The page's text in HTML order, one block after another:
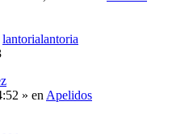
lantorialantoria
» en Apelidos